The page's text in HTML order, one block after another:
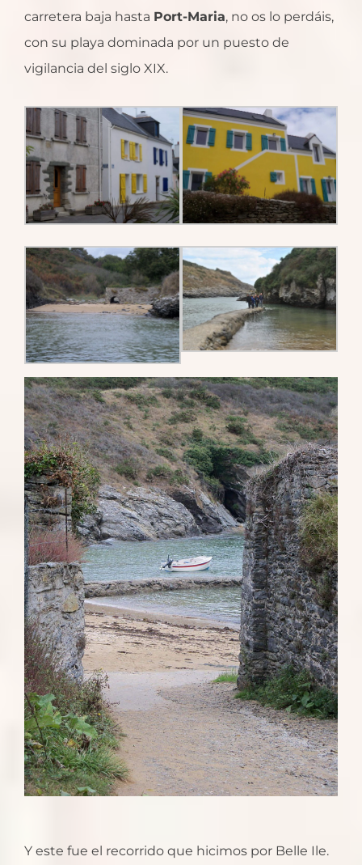
carretera baja hasta Port-Maria, no os lo perdáis,
con su playa dominada por un puesto de
vigilancia del siglo XIX.
Y este fue el recorrido que hicimos por Belle Ile.